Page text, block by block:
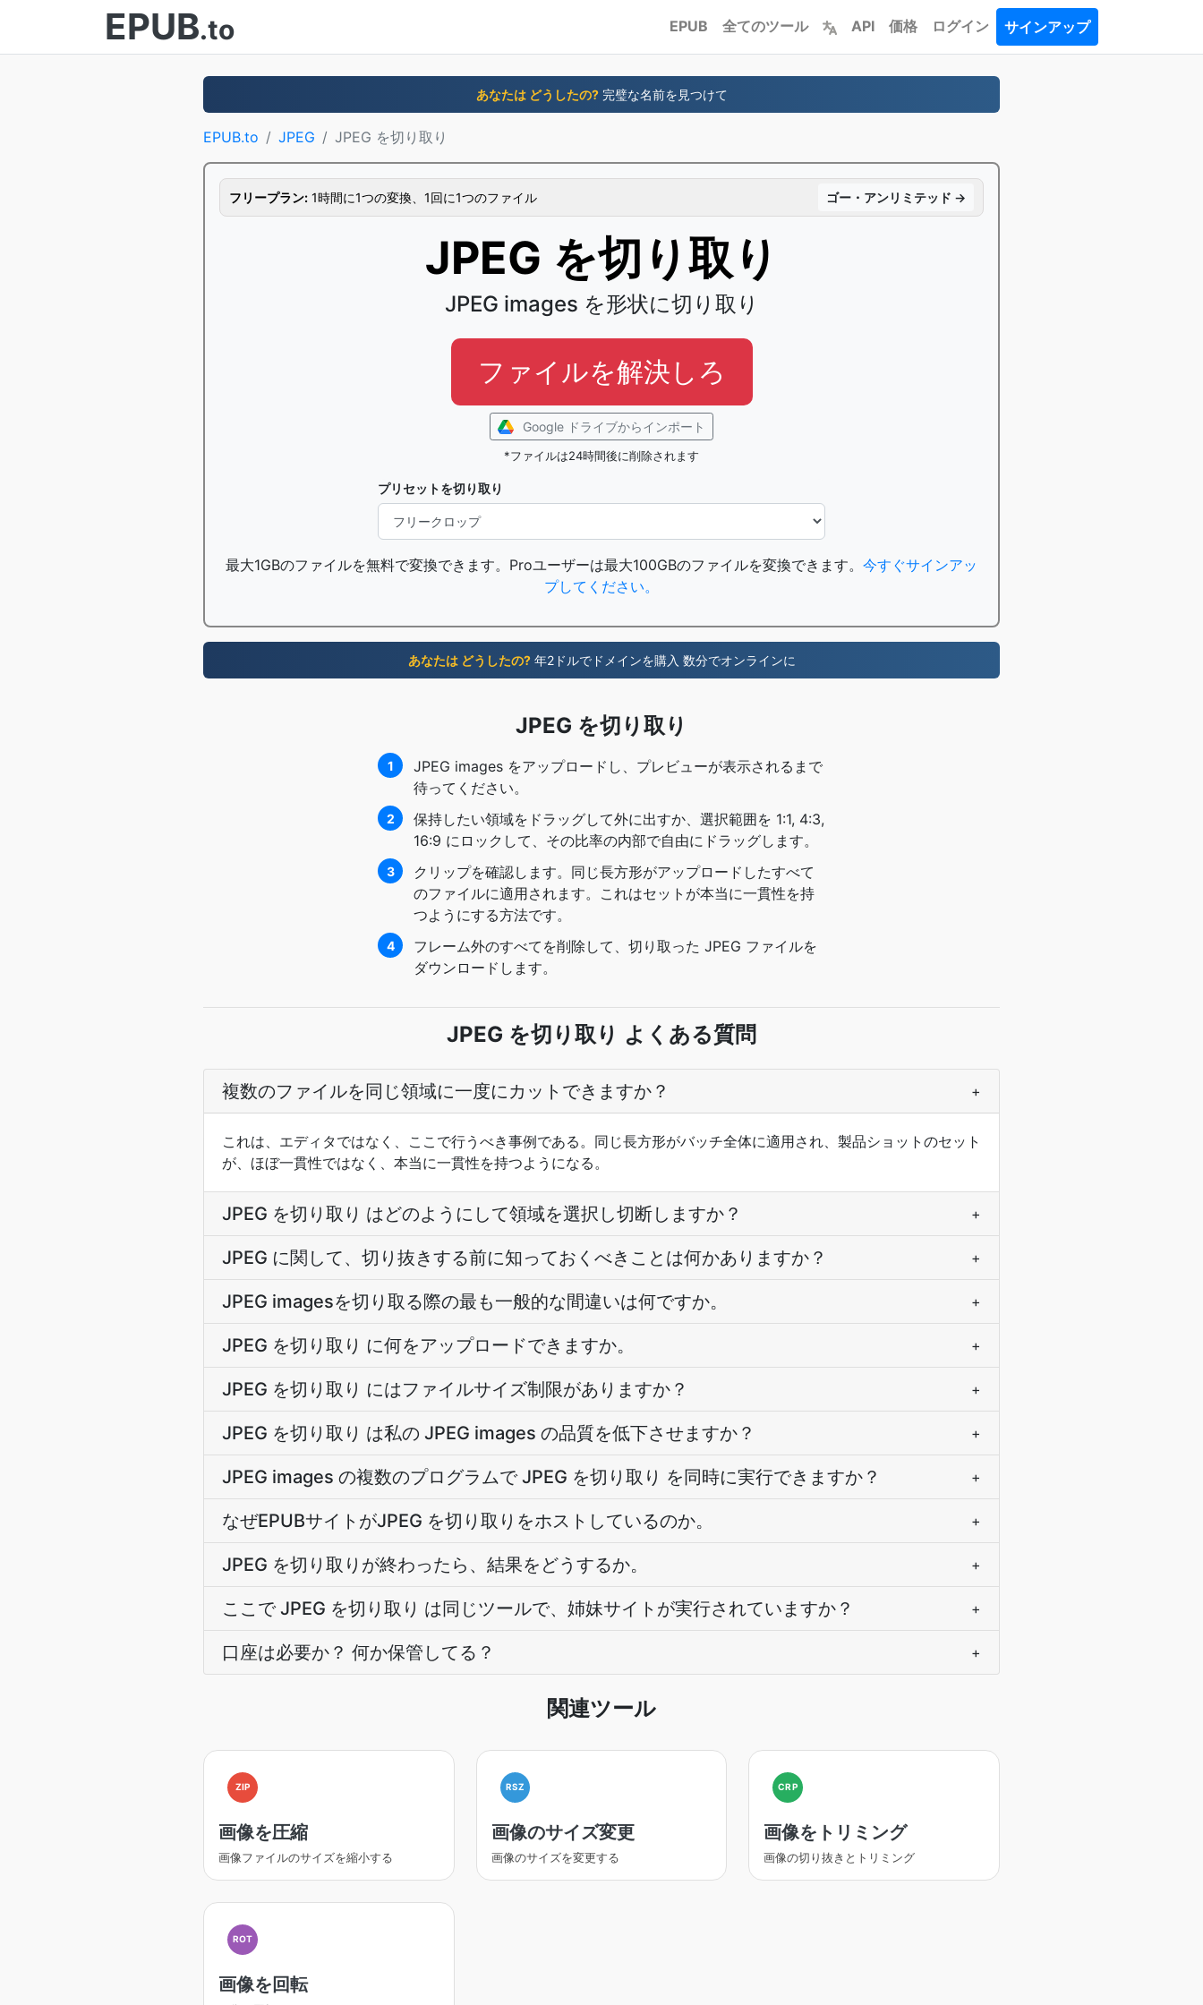
EPUB.to EPUB 全てのツール API 価格 ログイン サインアップ
あなたは どうしたの?完璧な名前を見つけて
EPUB.to JPEG JPEG を切り取り
フリープラン: 1時間に1つの変換、1回に1つのファイル ゴー・アンリミテッド →
JPEG を切り取り
JPEG images を形状に切り取り
ファイルを解決しろ
Google ドライブからインポート
*ファイルは24時間後に削除されます
プリセットを切り取り
最大1GBのファイルを無料で変換できます。Proユーザーは最大100GBのファイルを変換できます。 今すぐサインアッ
プしてください。
あなたは どうしたの?年2ドルでドメインを購入 数分でオンラインに
JPEG を切り取り
1
JPEG images をアップロードし、プレビューが表示されるまで
待ってください。
2
保持したい領域をドラッグして外に出すか、選択範囲を 1:1, 4:3,
16:9 にロックして、その比率の内部で自由にドラッグします。
3
クリップを確認します。同じ長方形がアップロードしたすべて
のファイルに適用されます。これはセットが本当に一貫性を持
つようにする方法です。
4
フレーム外のすべてを削除して、切り取った JPEG ファイルを
ダウンロードします。
JPEG を切り取り よくある質問
複数のファイルを同じ領域に一度にカットできますか？ +
これは、エディタではなく、ここで行うべき事例である。同じ長方形がバッチ全体に適用され、製品ショットのセット
が、ほぼ一貫性ではなく、本当に一貫性を持つようになる。
JPEG を切り取り はどのようにして領域を選択し切断しますか？ +
JPEG に関して、切り抜きする前に知っておくべきことは何かありますか？ +
JPEG imagesを切り取る際の最も一般的な間違いは何ですか。 +
JPEG を切り取り に何をアップロードできますか。 +
JPEG を切り取り にはファイルサイズ制限がありますか？ +
JPEG を切り取り は私の JPEG images の品質を低下させますか？ +
JPEG images の複数のプログラムで JPEG を切り取り を同時に実行できますか？ +
なぜEPUBサイトがJPEG を切り取りをホストしているのか。 +
JPEG を切り取りが終わったら、結果をどうするか。 +
ここで JPEG を切り取り は同じツールで、姉妹サイトが実行されていますか？ +
口座は必要か？ 何か保管してる？ +
関連ツール
ZIP
画像を圧縮
画像ファイルのサイズを縮小する
RSZ
画像のサイズ変更
画像のサイズを変更する
CRP
画像をトリミング
画像の切り抜きとトリミング
ROT
画像を回転